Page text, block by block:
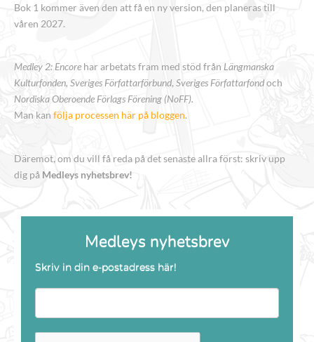
Bok 1 kommer även den att få en ny version, den planeras till
våren 2027.
Medley 2: Encore har arbetats fram med stöd från Längmanska
Kulturfonden, Sveriges Författarförbund, Sveriges Författarfondoch
Nordiska Oberoende Förlags Förening (NoFF).
Man kan följa processen här på bloggen.
Däremot, om du vill få reda på det senaste allra först: skriv upp
dig på Medleys nyhetsbrev!
Medleys nyhetsbrev
Skriv in din e-postadress här!